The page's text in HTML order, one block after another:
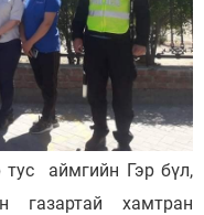
тус аймгийн Гэр бүл,
газартай хамтран